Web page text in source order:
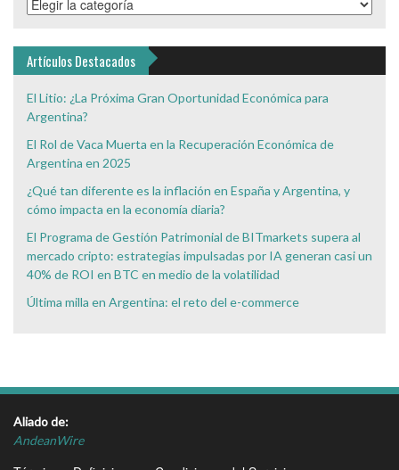
de
Artículos Destacados
El Litio: ¿La Próxima Gran Oportunidad Económica para
Argentina?
El Rol de Vaca Muerta en la Recuperación Económica de
Argentina en 2025
¿Qué tan diferente es la inflación en España y Argentina, y
cómo impacta en la economía diaria?
El Programa de Gestión Patrimonial de BITmarkets supera al
mercado cripto: estrategias impulsadas por IA generan casi un
40% de ROI en BTC en medio de la volatilidad
Última milla en Argentina: el reto del e-commerce
Aliado de:
AndeanWire